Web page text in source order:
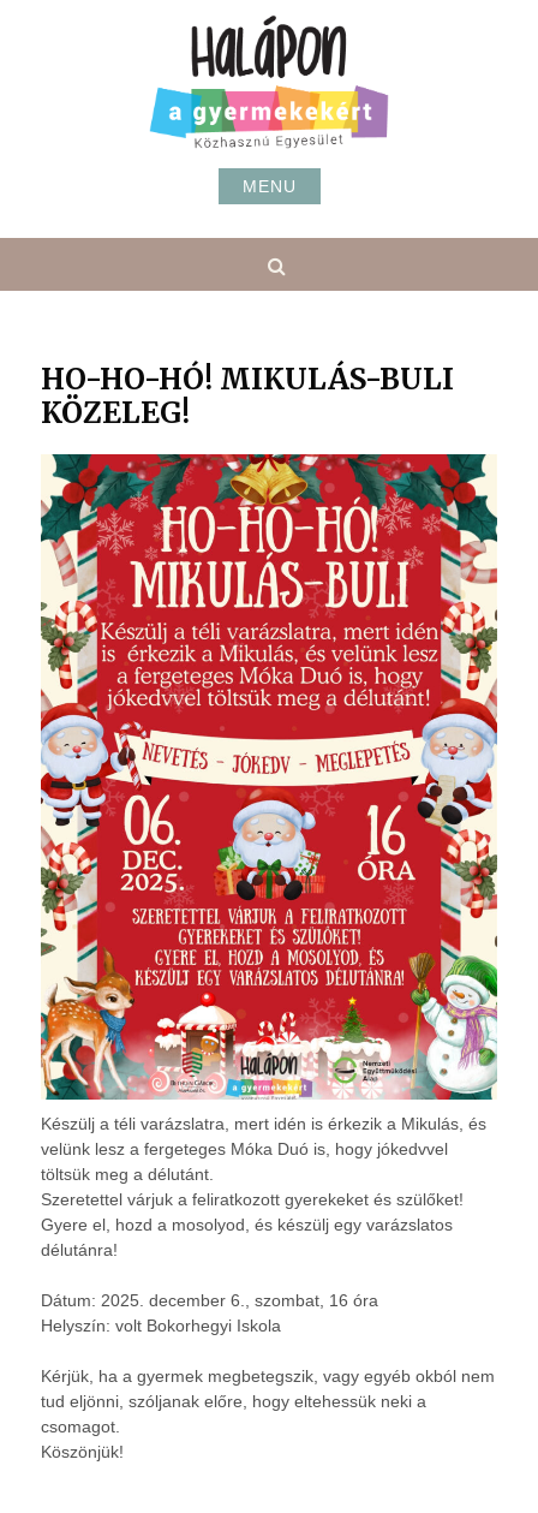
MENU
HO-HO-HÓ! MIKULÁS-BULI
KÖZELEG!
Készülj a téli varázslatra, mert idén is érkezik a Mikulás, és
velünk lesz a fergeteges Móka Duó is, hogy jókedvvel
töltsük meg a délutánt.
Szeretettel várjuk a feliratkozott gyerekeket és szülőket!
Gyere el, hozd a mosolyod, és készülj egy varázslatos
délutánra!
Dátum: 2025. december 6., szombat, 16 óra
Helyszín: volt Bokorhegyi Iskola
Kérjük, ha a gyermek megbetegszik, vagy egyéb okból nem
tud eljönni, szóljanak előre, hogy eltehessük neki a
csomagot.
Köszönjük!